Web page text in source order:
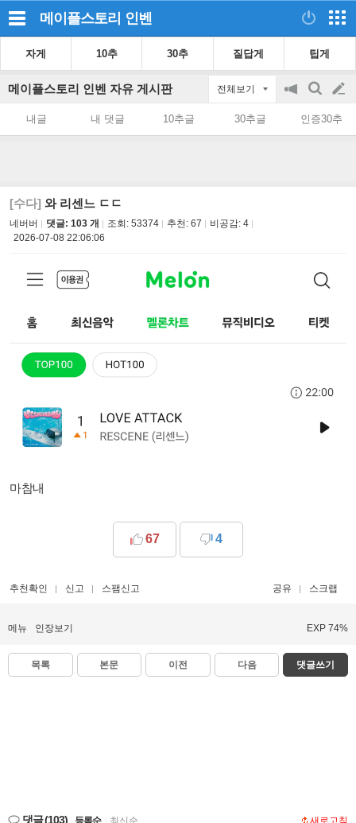
메이플스토리 인벤
자게 10추 30추 질답게 팁게
메이플스토리 인벤 자유 게시판 전체보기
공
on/off
검
색
글
쓰
내글 내 댓글 10추글 30추글 인증30추
[수다] 와 리센느 ㄷㄷ
네버버 댓글: 103 개 조회: 53374 추천: 67 비공감: 4
2026-07-08 22:06:06
마참내
67 4
추천확인 신고 스팸신고 공유 스크랩
메뉴 인장보기 EXP 74%
목록 본문 이전 다음 댓글쓰기
댓글(103) 등록순 최신순 새로고침